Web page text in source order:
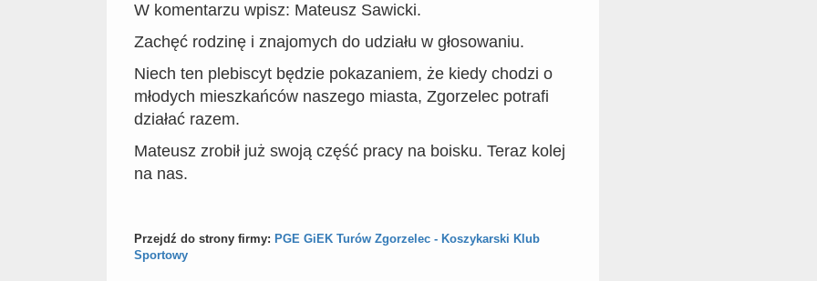
W komentarzu wpisz: Mateusz Sawicki.
Zachęć rodzinę i znajomych do udziału w głosowaniu.
Niech ten plebiscyt będzie pokazaniem, że kiedy chodzi o
młodych mieszkańców naszego miasta, Zgorzelec potrafi
działać razem.
Mateusz zrobił już swoją część pracy na boisku. Teraz kolej
na nas.
Przejdź do strony firmy: PGE GiEK Turów Zgorzelec - Koszykarski Klub
Sportowy